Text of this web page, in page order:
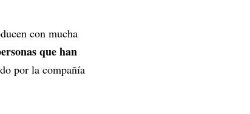
con mucha
que han
por la compañía